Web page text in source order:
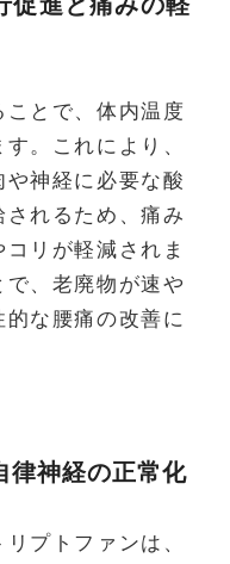
とで、体内温度
。これにより、
神経に必要な酸
れるため、痛み
リが軽減されま
、老廃物が速や
な腰痛の改善に
律神経の正常化
プトファンは、